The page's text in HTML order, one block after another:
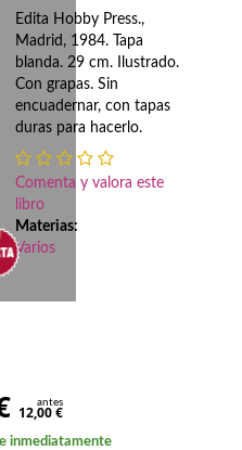
Edita Hobby Press.,
Madrid, 1984. Tapa
blanda. 29 cm. Ilustrado.
Con grapas. Sin
encuadernar, con tapas
duras para hacerlo.
Comenta y valora este
libro
Materias:
Varios
antes
12,00 €
inmediatamente